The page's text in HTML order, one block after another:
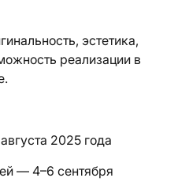
эстетика,
реализации в
2025 года
— 4–6 сентября